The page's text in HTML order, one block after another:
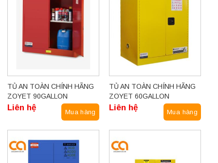
TỦ AN TOÀN CHÍNH HÃNG
ZOYET 90GALLON
Liên hệ Mua hàng
TỦ AN TOÀN CHÍNH HÃNG
ZOYET 60GALLON
Liên hệ Mua hàng